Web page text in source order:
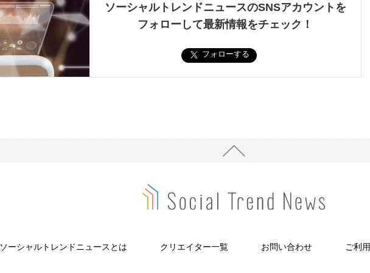
ソーシャルトレンドニュースのSNSアカウントを
フォローして最新情報をチェック！
フォローする
ソーシャルトレンドニュースとは クリエイター一覧 お問い合わせ ご利